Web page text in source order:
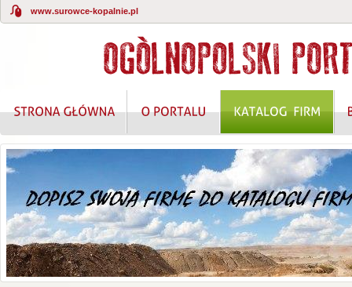
www.surowce-kopalnie.pl
KOMPLEKSOWE ROZWIĄZANIA W ZAKRESIE